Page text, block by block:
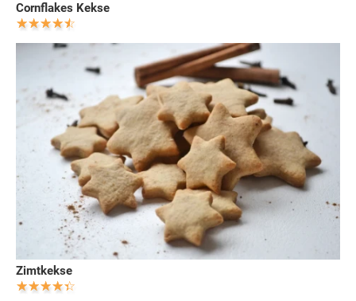
Cornflakes Kekse
Zimtkekse